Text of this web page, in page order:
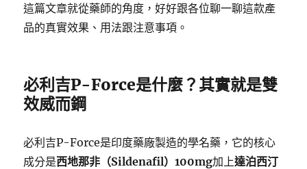
這篇文章就從藥師的角度，好好跟各位聊一聊這款產
品的真實效果、用法跟注意事項。
必利吉P-Force是什麼？其實就是雙
效威而鋼
必利吉P-Force是印度藥廠製造的學名藥，它的核心
成分是西地那非（Sildenafil）100mg加上達泊西汀